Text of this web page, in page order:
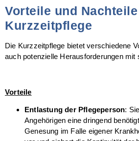
Vorteile und
Kurzzeitpflege
Die Kurzzeitpflege bietet verschiedene
auch potenzielle Herausforderungen mit
Vorteile
Entlastung der Pflegeperson:
Angehörigen eine dringend
Genesung im Falle eigener